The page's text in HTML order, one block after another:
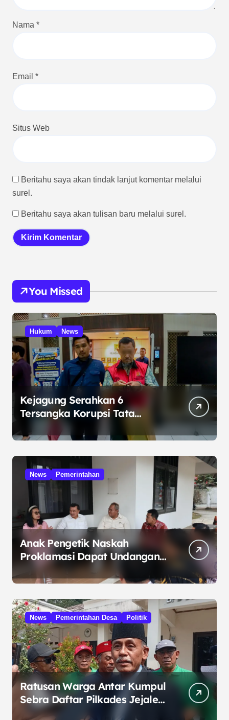
Nama *
Email *
Situs Web
Beritahu saya akan tindak lanjut komentar melalui
surel.
Beritahu saya akan tulisan baru melalui surel.
You Missed
Hukum News
Kejagung Serahkan 6
Tersangka Korupsi Tata
Kelola Minyak ke Penuntut
Umum
News Pemerintahan
Anak Pengetik Naskah
Proklamasi Dapat Undangan
HUT RI dari Presiden
Prabowo
News Pemerintahan Desa Politik
Ratusan Warga Antar Kumpul
Sebra Daftar Pilkades Jejalen
Jaya, Serukan Pemilu Damai